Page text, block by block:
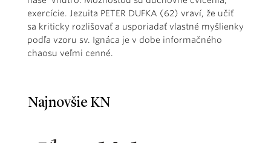
exercície. Jezuita PETER DUFKA (62) vraví, že učiť
sa kriticky rozlišovať a usporiadať vlastné myšlienky
podľa vzoru sv. Ignáca je v dobe informačného
chaosu veľmi cenné.
Najnovšie KN